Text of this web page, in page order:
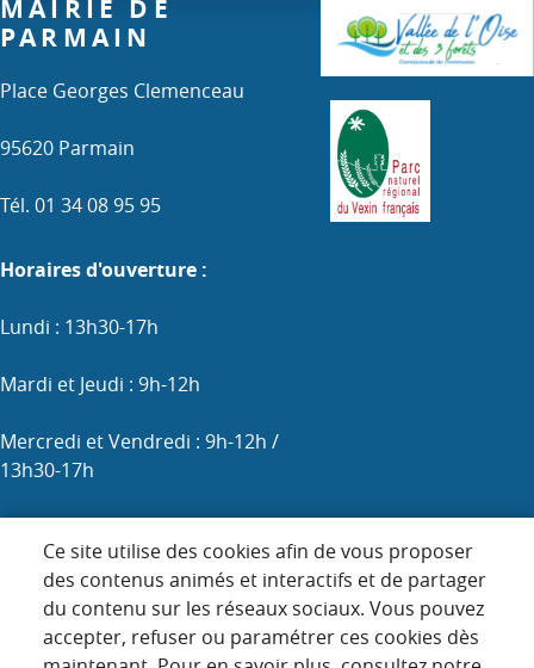
Ce site utilise des cookies afin de vous proposer
des contenus animés et interactifs et de partager
du contenu sur les réseaux sociaux. Vous pouvez
accepter, refuser ou paramétrer ces cookies dès
MAIRIE DE
PARMAIN
Place Georges Clemenceau
95620 Parmain
Tél. 01 34 08 95 95
Horaires d'ouverture :
Lundi : 13h30-17h
Mardi et Jeudi : 9h-12h
Mercredi et Vendredi : 9h-12h /
13h30-17h
Menu
ACCUEIL